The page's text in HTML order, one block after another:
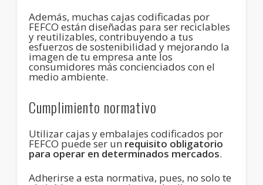
Además, muchas cajas codificadas por
FEFCO están diseñadas para ser reciclables
y reutilizables, contribuyendo a tus
esfuerzos de sostenibilidad y mejorando la
imagen de tu empresa ante los
consumidores más concienciados con el
medio ambiente.
Cumplimiento normativo
Utilizar cajas y embalajes codificados por
FEFCO puede ser un requisito obligatorio
para operar en determinados mercados.
Adherirse a esta normativa, pues, no solo te